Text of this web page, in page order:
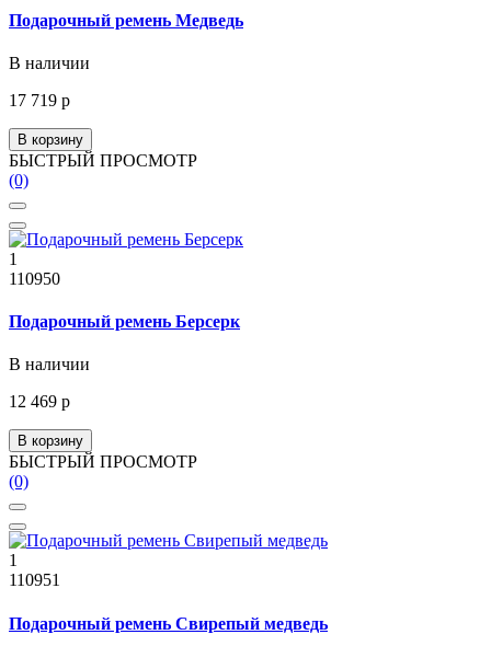
Подарочный ремень Медведь
В наличии
17 719 р
В корзину
БЫСТРЫЙ ПРОСМОТР
(0)
1
110950
Подарочный ремень Берсерк
В наличии
12 469 р
В корзину
БЫСТРЫЙ ПРОСМОТР
(0)
1
110951
Подарочный ремень Свирепый медведь